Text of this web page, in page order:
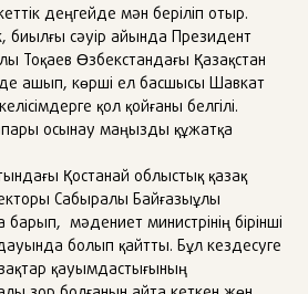
деңгейде мән беріліп отыр.
биылғы сәуір айында Президент
Тоқаев Өзбекстандағы Қазақстан
ашып, көрші ел басшысы Шавкат
қол қойғаны белгілі.
осынау маңызды құжатқа
Қостанай облыстық қазақ
Сабыралы Байғазыұлы
мәдениет министрінің бірінші
болып қайтты. Бұл кездесуге
қауымдастығының